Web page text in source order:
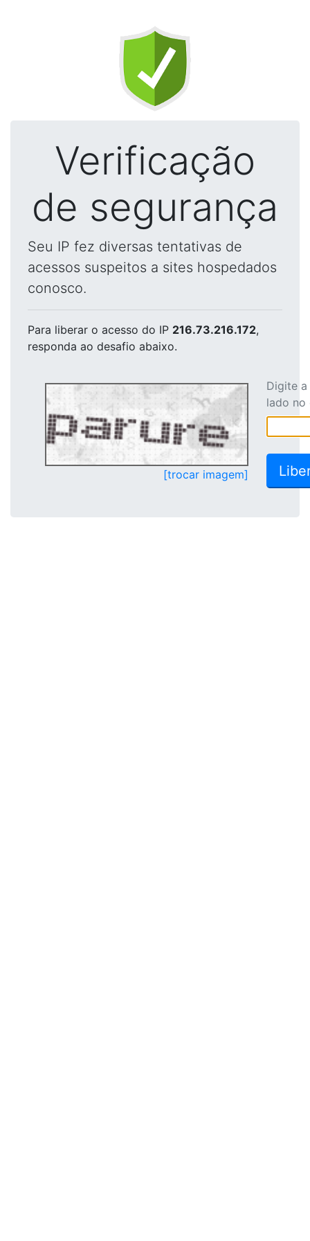
Verificação
de segurança
Seu IP fez diversas tentativas de
acessos suspeitos a sites hospedados
conosco.
Para liberar o acesso do IP 216.73.216.172,
responda ao desafio abaixo.
[trocar imagem]
Digite
lado no